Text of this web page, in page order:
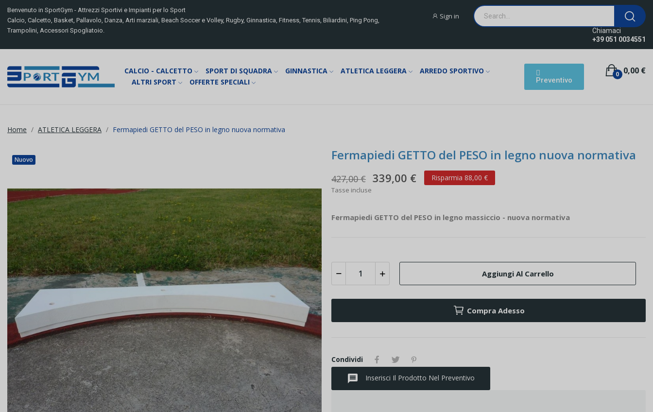
Benvenuto in SportGym - Attrezzi Sportivi e Impianti per lo Sport
Calcio, Calcetto, Basket, Pallavolo, Danza, Arti marziali, Beach Soccer e Volley, Rugby, Ginnastica, Fitness, Tennis, Biliardini, Ping Pong,
Trampolini, Accessori Spogliatoio.
Sign in
Chiamaci
+39 051 0034551
CALCIO - CALCETTO SPORT DI SQUADRA GINNASTICA ATLETICA LEGGERA
ARREDO SPORTIVO
ALTRI SPORT
OFFERTE SPECIALI Preventivo
0,00 €
0
Home ATLETICA LEGGERA Fermapiedi GETTO del PESO in legno nuova normativa
Nuovo Fermapiedi GETTO del PESO in legno nuova normativa
427,00 € 339,00 € Risparmia 88,00 €
Tasse incluse
Fermapiedi GETTO del PESO in legno massiccio - nuova normativa
Aggiungi Al Carrello
Compra Adesso
Condividi
message Inserisci Il Prodotto Nel Preventivo